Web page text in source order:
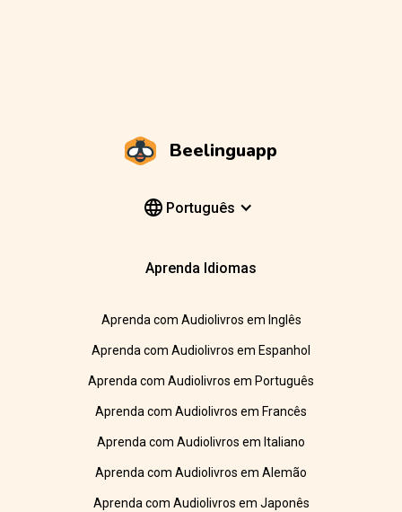
Beelinguapp
Português
Aprenda Idiomas
Aprenda com Audiolivros em Inglês
Aprenda com Audiolivros em Espanhol
Aprenda com Audiolivros em Português
Aprenda com Audiolivros em Francês
Aprenda com Audiolivros em Italiano
Aprenda com Audiolivros em Alemão
Aprenda com Audiolivros em Japonês